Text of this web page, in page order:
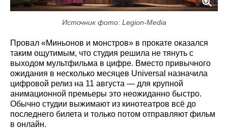
Источник фото: Legion-Media
Провал «Миньонов и монстров» в прокате оказался
таким ощутимым, что студия решила не тянуть с
выходом мультфильма в цифре. Вместо привычного
ожидания в несколько месяцев Universal назначила
цифровой релиз на 11 августа — для крупной
анимационной премьеры это неожиданно быстро.
Обычно студии выжимают из кинотеатров всё до
последнего билета и только потом отправляют фильм
в онлайн.